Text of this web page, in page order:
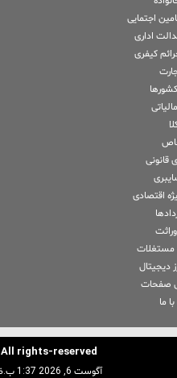
اجتمایی
اداری
کیفری
قانونی
اقتصادی
مستغلات
دیجیتال
صفحات
ما
All rights-reserved
آگوست 6, 2026 1:37 ب.ظ